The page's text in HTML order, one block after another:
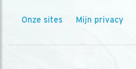
Onze sites Mijn privacy